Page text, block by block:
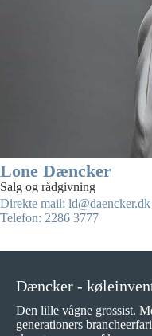
Lone Dæncker
Salg og rådgivning
Direkte mail: ld@daencker.dk
Telefon: 2286 3777
Dæncker -
Den lille vågne grossist.
generationers